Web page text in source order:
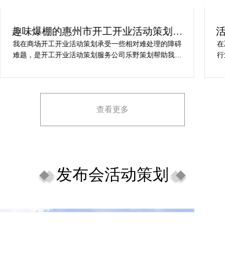
趣味爆棚的惠州市开工开业活动策划方
案精选
我在商场开工开业活动策划承受一些相对难处理的障碍
难题，是开工开业活动策划服务公司乐野策划帮助我完
场开工开业活动策划堪称完美，下次有计划还会选择乐
查看更多
发布会活动策划